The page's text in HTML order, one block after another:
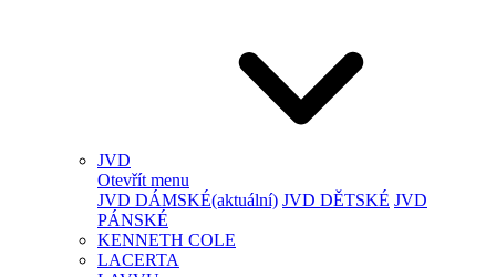
JVD
Otevřít menu
JVD DÁMSKÉ(aktuální) JVD DĚTSKÉ JVD
PÁNSKÉ
KENNETH COLE
LACERTA